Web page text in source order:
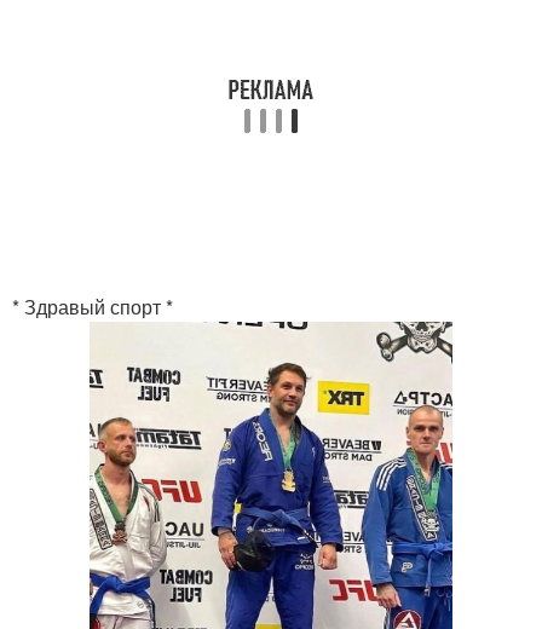
* Здравый спорт *